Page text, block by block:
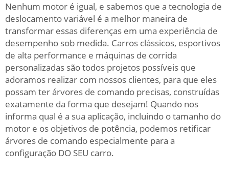
Nenhum motor é igual, e sabemos que a tecnologia de
deslocamento variável é a melhor maneira de
transformar essas diferenças em uma experiência de
desempenho sob medida. Carros clássicos, esportivos
de alta performance e máquinas de corrida
personalizadas são todos projetos possíveis que
adoramos realizar com nossos clientes, para que eles
possam ter árvores de comando precisas, construídas
exatamente da forma que desejam! Quando nos
informa qual é a sua aplicação, incluindo o tamanho do
motor e os objetivos de potência, podemos retificar
árvores de comando especialmente para a
configuração DO SEU carro.